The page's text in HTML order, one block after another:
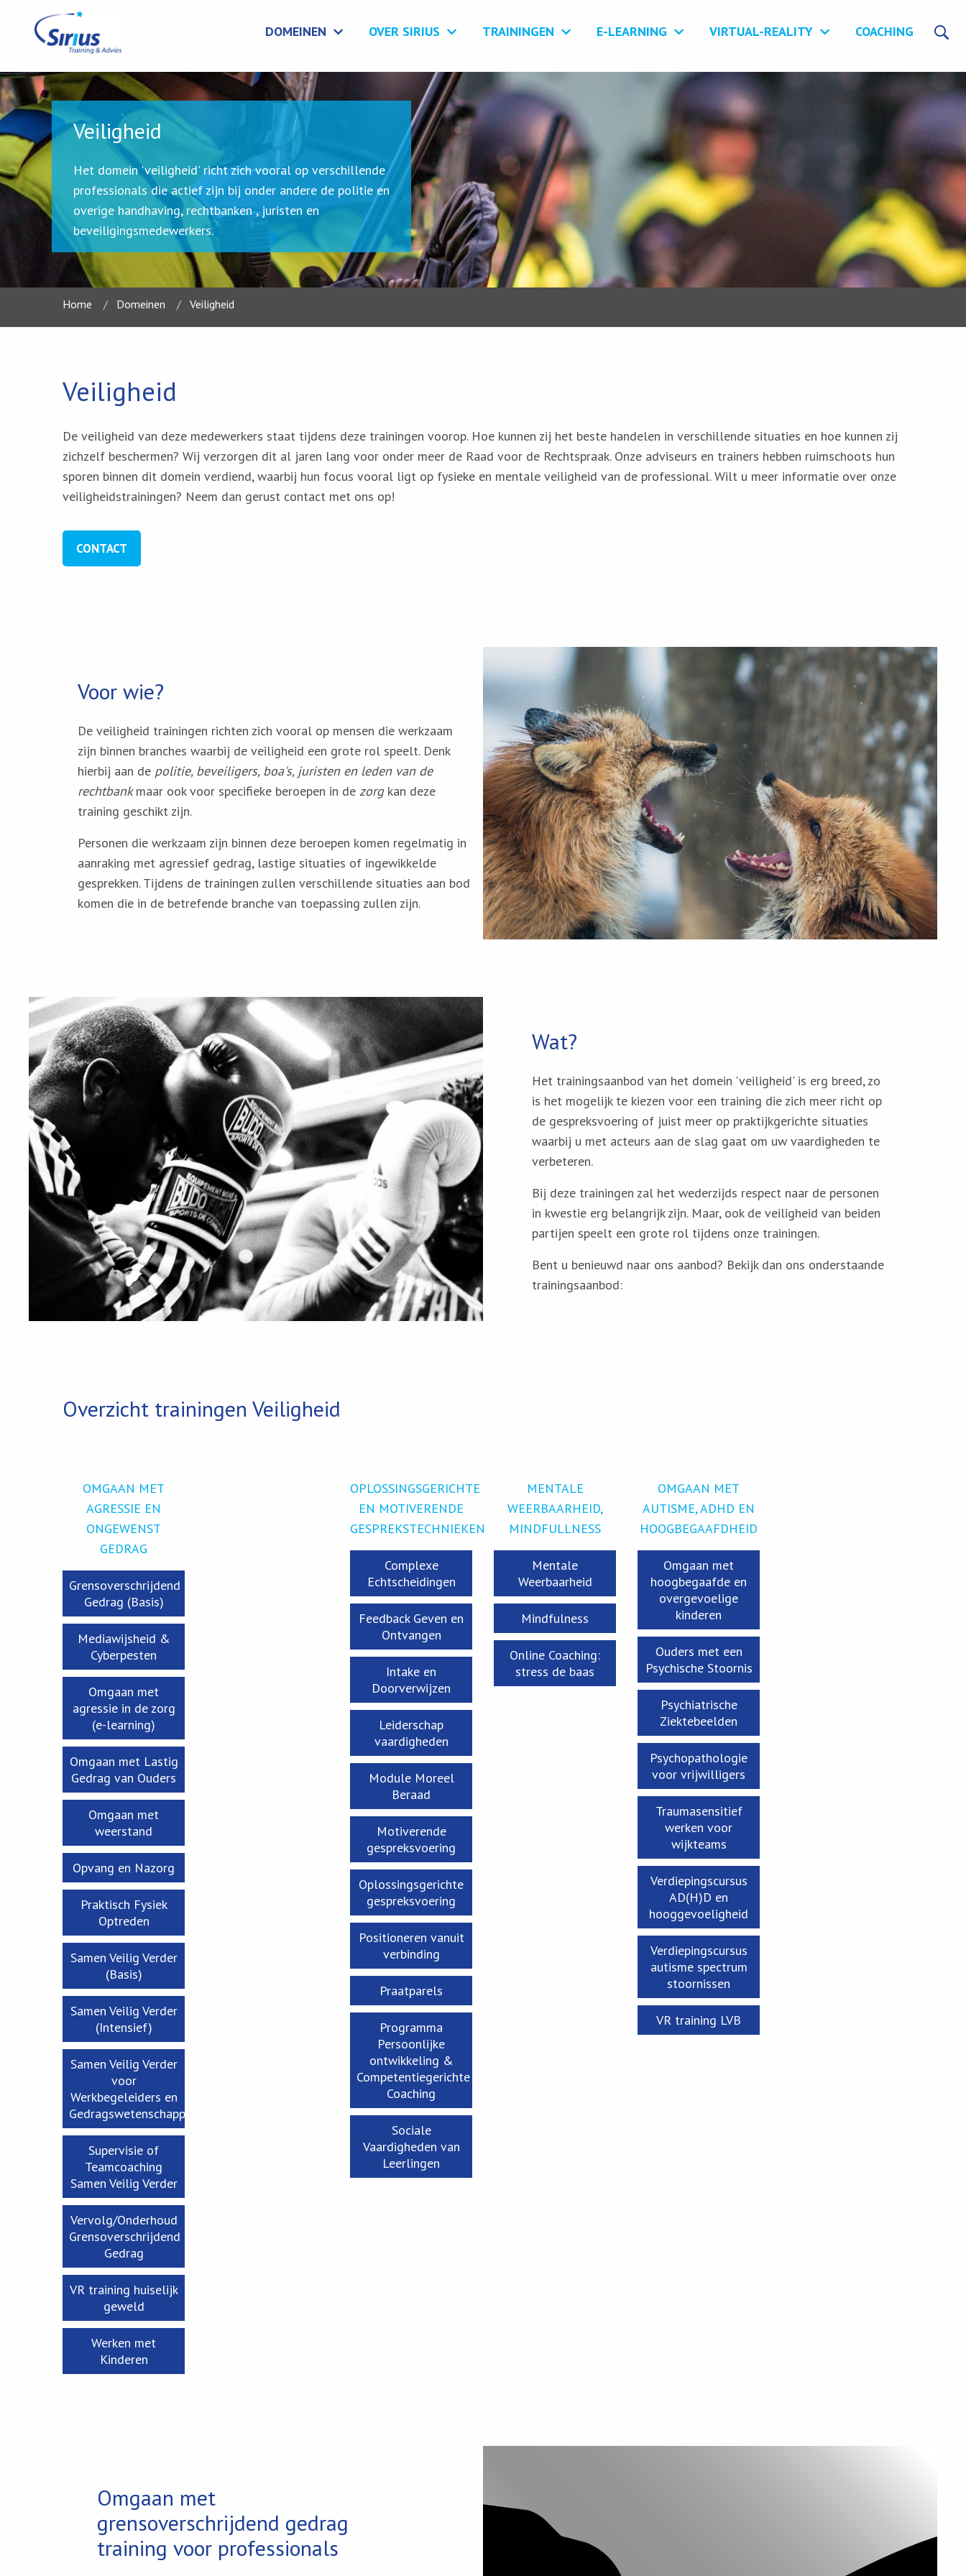
DOMEINEN OVER SIRIUS TRAININGEN E-LEARNING VIRTUAL-REALITY COACHING
Veiligheid
Het domein 'veiligheid' richt zich vooral op verschillende
professionals die actief zijn bij onder andere de politie en
overige handhaving, rechtbanken , juristen en
beveiligingsmedewerkers.
Home Domeinen Veiligheid
Veiligheid
De veiligheid van deze medewerkers staat tijdens deze trainingen voorop. Hoe kunnen zij het beste handelen in verschillende situaties en hoe kunnen zij
zichzelf beschermen? Wij verzorgen dit al jaren lang voor onder meer de Raad voor de Rechtspraak. Onze adviseurs en trainers hebben ruimschoots hun
sporen binnen dit domein verdiend, waarbij hun focus vooral ligt op fysieke en mentale veiligheid van de professional. Wilt u meer informatie over onze
veiligheidstrainingen? Neem dan gerust contact met ons op!
CONTACT
Voor wie?
De veiligheid trainingen richten zich vooral op mensen die werkzaam
zijn binnen branches waarbij de veiligheid een grote rol speelt. Denk
hierbij aan de politie, beveiligers, boa's, juristen en leden van de
rechtbankmaar ook voor specifieke beroepen in de zorgkan deze
training geschikt zijn.
Personen die werkzaam zijn binnen deze beroepen komen regelmatig in
aanraking met agressief gedrag, lastige situaties of ingewikkelde
gesprekken. Tijdens de trainingen zullen verschillende situaties aan bod
komen die in de betrefende branche van toepassing zullen zijn.
Wat?
Het trainingsaanbod van het domein 'veiligheid' is erg breed, zo
is het mogelijk te kiezen voor een training die zich meer richt op
de gespreksvoering of juist meer op praktijkgerichte situaties
waarbij u met acteurs aan de slag gaat om uw vaardigheden te
verbeteren.
Bij deze trainingen zal het wederzijds respect naar de personen
in kwestie erg belangrijk zijn. Maar, ook de veiligheid van beiden
partijen speelt een grote rol tijdens onze trainingen.
Bent u benieuwd naar ons aanbod? Bekijk dan ons onderstaande
trainingsaanbod:
Overzicht trainingen Veiligheid
OMGAAN MET
AGRESSIE EN
ONGEWENST
GEDRAG
Grensoverschrijdend
Gedrag (Basis)
Mediawijsheid &
Cyberpesten
Omgaan met
agressie in de zorg
(e-learning)
Omgaan met Lastig
Gedrag van Ouders
Omgaan met
weerstand
Opvang en Nazorg
Praktisch Fysiek
Optreden
Samen Veilig Verder
(Basis)
Samen Veilig Verder
(Intensief)
Samen Veilig Verder
voor
Werkbegeleiders en
Gedragswetenschapper
Supervisie of
Teamcoaching
Samen Veilig Verder
Vervolg/Onderhoud
Grensoverschrijdend
Gedrag
VR training huiselijk
geweld
Werken met
Kinderen
OPLOSSINGSGERICHTE
EN MOTIVERENDE
GESPREKSTECHNIEKEN
Complexe
Echtscheidingen
Feedback Geven en
Ontvangen
Intake en
Doorverwijzen
Leiderschap
vaardigheden
Module Moreel
Beraad
Motiverende
gespreksvoering
Oplossingsgerichte
gespreksvoering
Positioneren vanuit
verbinding
Praatparels
Programma
Persoonlijke
ontwikkeling &
Competentiegerichte
Coaching
Sociale
Vaardigheden van
Leerlingen
MENTALE
WEERBAARHEID,
MINDFULLNESS
Mentale
Weerbaarheid
Mindfulness
Online Coaching:
stress de baas
OMGAAN MET
AUTISME, ADHD EN
HOOGBEGAAFDHEID
Omgaan met
hoogbegaafde en
overgevoelige
kinderen
Ouders met een
Psychische Stoornis
Psychiatrische
Ziektebeelden
Psychopathologie
voor vrijwilligers
Traumasensitief
werken voor
wijkteams
Verdiepingscursus
AD(H)D en
hooggevoeligheid
Verdiepingscursus
autisme spectrum
stoornissen
VR training LVB
Omgaan met
grensoverschrijdend gedrag
training voor professionals